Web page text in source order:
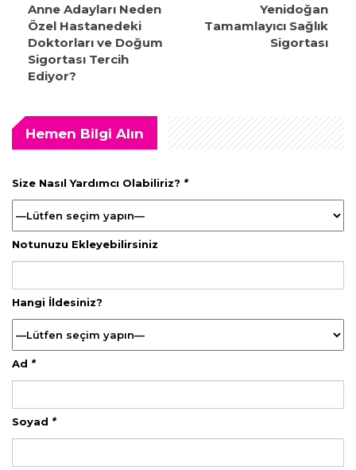
Anne Adayları Neden
Özel Hastanedeki
Doktorları ve Doğum
Sigortası Tercih
Ediyor?
Yenidoğan
Tamamlayıcı Sağlık
Sigortası
Hemen Bilgi Alın
Size Nasıl Yardımcı Olabiliriz? *
Notunuzu Ekleyebilirsiniz
Hangi İldesiniz?
Ad *
Soyad *